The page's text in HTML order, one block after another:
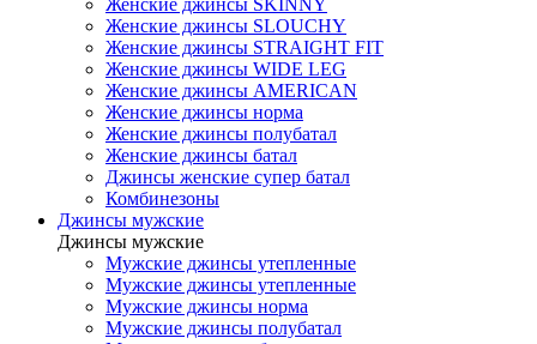
Женские джинсы SKINNY
Женские джинсы SLOUCHY
Женские джинсы STRAIGHT FIT
Женские джинсы WIDE LEG
Женские джинсы AMERICAN
Женские джинсы норма
Женские джинсы полубатал
Женские джинсы батал
Джинсы женские супер батал
Комбинезоны
Джинсы мужские
Джинсы мужские
Мужские джинсы утепленные
Мужские джинсы утепленные
Мужские джинсы норма
Мужские джинсы полубатал